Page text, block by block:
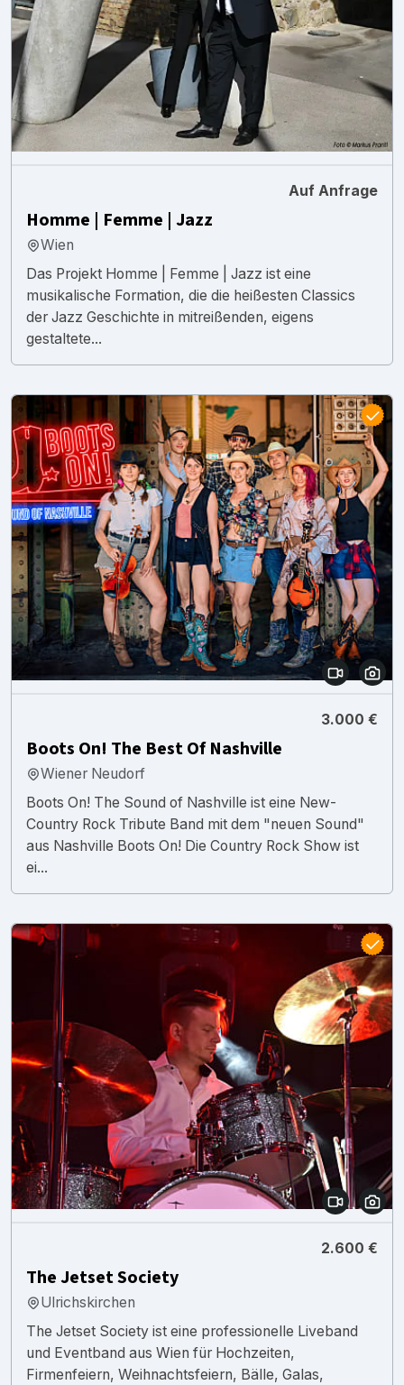
Auf Anfrage
Homme | Femme | Jazz
Wien
Das Projekt Homme | Femme | Jazz ist eine
musikalische Formation, die die heißesten Classics
der Jazz Geschichte in mitreißenden, eigens
gestaltete...
3.000 €
Boots On! The Best Of Nashville
Wiener Neudorf
Boots On! The Sound of Nashville ist eine New-
Country Rock Tribute Band mit dem "neuen Sound"
aus Nashville Boots On! Die Country Rock Show ist
ei...
2.600 €
The Jetset Society
Ulrichskirchen
The Jetset Society ist eine professionelle Liveband
und Eventband aus Wien für Hochzeiten,
Firmenfeiern, Weihnachtsfeiern, Bälle, Galas,